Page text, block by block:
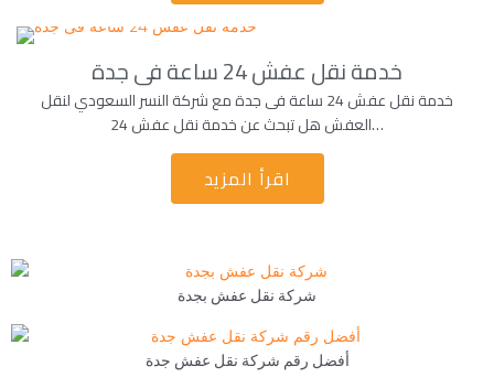
خدمة نقل عفش 24 ساعة فى جدة
خدمة نقل عفش 24 ساعة فى جدة مع شركة النسر السعودي لنقل
العفش هل تبحث عن خدمة نقل عفش 24…
اقرأ المزيد
شركة نقل عفش بجدة
أفضل رقم شركة نقل عفش جدة